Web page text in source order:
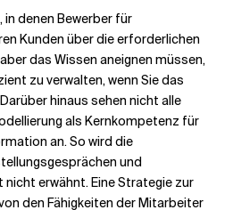
in denen Bewerber für
Kunden über die erforderlichen
das Wissen aneignen müssen,
zu verwalten, wenn Sie das
hinaus sehen nicht alle
als Kernkompetenz für
an. So wird die
und
erwähnt. Eine Strategie zur
den Fähigkeiten der Mitarbeiter